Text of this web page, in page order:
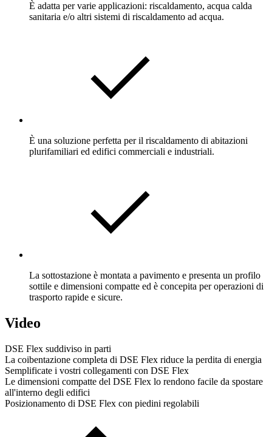
È adatta per varie applicazioni: riscaldamento, acqua calda
sanitaria e/o altri sistemi di riscaldamento ad acqua.
È una soluzione perfetta per il riscaldamento di abitazioni
plurifamiliari ed edifici commerciali e industriali.
La sottostazione è montata a pavimento e presenta un profilo
sottile e dimensioni compatte ed è concepita per operazioni di
trasporto rapide e sicure.
Video
DSE Flex suddiviso in parti
La coibentazione completa di DSE Flex riduce la perdita di energia
Semplificate i vostri collegamenti con DSE Flex
Le dimensioni compatte del DSE Flex lo rendono facile da spostare
all'interno degli edifici
Posizionamento di DSE Flex con piedini regolabili